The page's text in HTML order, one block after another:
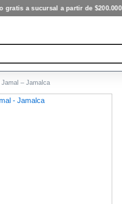
gratis a sucursal a partir de $200.000
Jamal – Jamalca